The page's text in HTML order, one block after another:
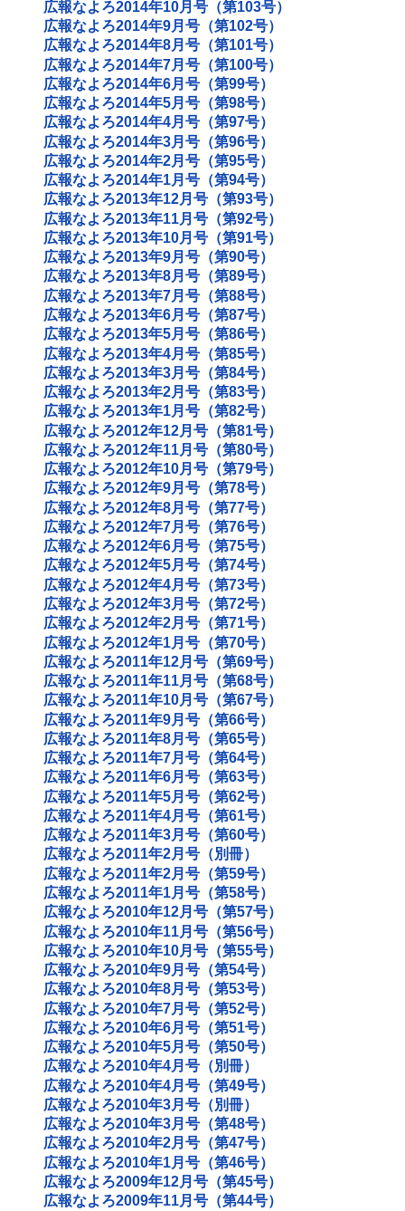
広報なよろ2014年10月号（第103号）
広報なよろ2014年9月号（第102号）
広報なよろ2014年8月号（第101号）
広報なよろ2014年7月号（第100号）
広報なよろ2014年6月号（第99号）
広報なよろ2014年5月号（第98号）
広報なよろ2014年4月号（第97号）
広報なよろ2014年3月号（第96号）
広報なよろ2014年2月号（第95号）
広報なよろ2014年1月号（第94号）
広報なよろ2013年12月号（第93号）
広報なよろ2013年11月号（第92号）
広報なよろ2013年10月号（第91号）
広報なよろ2013年9月号（第90号）
広報なよろ2013年8月号（第89号）
広報なよろ2013年7月号（第88号）
広報なよろ2013年6月号（第87号）
広報なよろ2013年5月号（第86号）
広報なよろ2013年4月号（第85号）
広報なよろ2013年3月号（第84号）
広報なよろ2013年2月号（第83号）
広報なよろ2013年1月号（第82号）
広報なよろ2012年12月号（第81号）
広報なよろ2012年11月号（第80号）
広報なよろ2012年10月号（第79号）
広報なよろ2012年9月号（第78号）
広報なよろ2012年8月号（第77号）
広報なよろ2012年7月号（第76号）
広報なよろ2012年6月号（第75号）
広報なよろ2012年5月号（第74号）
広報なよろ2012年4月号（第73号）
広報なよろ2012年3月号（第72号）
広報なよろ2012年2月号（第71号）
広報なよろ2012年1月号（第70号）
広報なよろ2011年12月号（第69号）
広報なよろ2011年11月号（第68号）
広報なよろ2011年10月号（第67号）
広報なよろ2011年9月号（第66号）
広報なよろ2011年8月号（第65号）
広報なよろ2011年7月号（第64号）
広報なよろ2011年6月号（第63号）
広報なよろ2011年5月号（第62号）
広報なよろ2011年4月号（第61号）
広報なよろ2011年3月号（第60号）
広報なよろ2011年2月号（別冊）
広報なよろ2011年2月号（第59号）
広報なよろ2011年1月号（第58号）
広報なよろ2010年12月号（第57号）
広報なよろ2010年11月号（第56号）
広報なよろ2010年10月号（第55号）
広報なよろ2010年9月号（第54号）
広報なよろ2010年8月号（第53号）
広報なよろ2010年7月号（第52号）
広報なよろ2010年6月号（第51号）
広報なよろ2010年5月号（第50号）
広報なよろ2010年4月号（別冊）
広報なよろ2010年4月号（第49号）
広報なよろ2010年3月号（別冊）
広報なよろ2010年3月号（第48号）
広報なよろ2010年2月号（第47号）
広報なよろ2010年1月号（第46号）
広報なよろ2009年12月号（第45号）
広報なよろ2009年11月号（第44号）